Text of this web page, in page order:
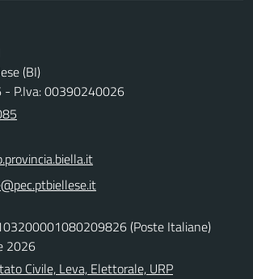
(BI)
- P.Iva: 00390240026
(Poste Italiane)
2026
Civile, Leva, Elettorale, URP